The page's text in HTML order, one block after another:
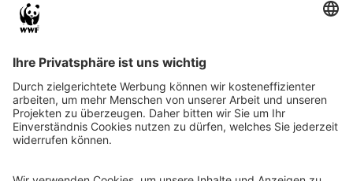
WWF Deutschland
Reinhardtstr. 18
10117 Berlin